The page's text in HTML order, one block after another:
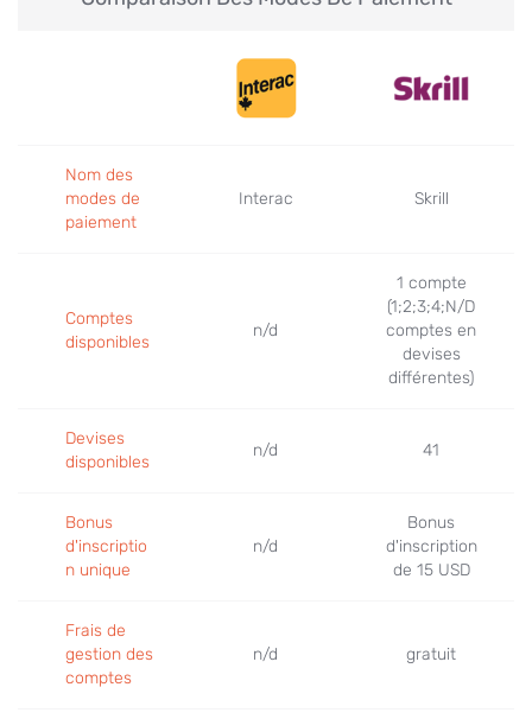
Jun 21, 2022
Jun 21, 2022
NETELLER vs. Skrill
Nom des
modes de
paiement
Interac Skrill
Comptes
disponibles
n/d
1 compte
(1;2;3;4;N/D
comptes en
devises
différentes)
Devises
disponibles
n/d 41
Bonus
d'inscriptio
n unique
n/d
Bonus
d'inscription
de 15 USD
Frais de
gestion des
comptes
n/d gratuit